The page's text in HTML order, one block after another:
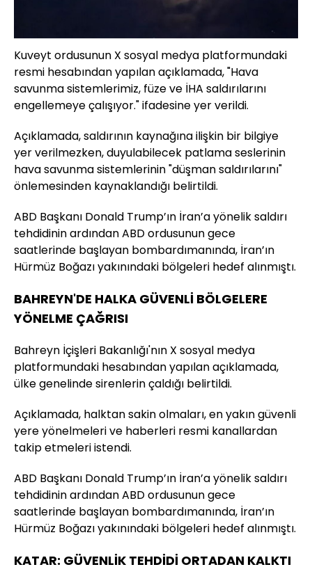
Kuveyt ordusunun X sosyal medya platformundaki
resmi hesabından yapılan açıklamada, "Hava
savunma sistemlerimiz, füze ve İHA saldırılarını
engellemeye çalışıyor." ifadesine yer verildi.
Açıklamada, saldırının kaynağına ilişkin bir bilgiye
yer verilmezken, duyulabilecek patlama seslerinin
hava savunma sistemlerinin "düşman saldırılarını"
önlemesinden kaynaklandığı belirtildi.
ABD Başkanı Donald Trump’ın İran’a yönelik saldırı
tehdidinin ardından ABD ordusunun gece
saatlerinde başlayan bombardımanında, İran’ın
Hürmüz Boğazı yakınındaki bölgeleri hedef alınmıştı.
BAHREYN'DE HALKA GÜVENLİ BÖLGELERE
YÖNELME ÇAĞRISI
Bahreyn İçişleri Bakanlığı'nın X sosyal medya
platformundaki hesabından yapılan açıklamada,
ülke genelinde sirenlerin çaldığı belirtildi.
Açıklamada, halktan sakin olmaları, en yakın güvenli
yere yönelmeleri ve haberleri resmi kanallardan
takip etmeleri istendi.
ABD Başkanı Donald Trump’ın İran’a yönelik saldırı
tehdidinin ardından ABD ordusunun gece
saatlerinde başlayan bombardımanında, İran’ın
Hürmüz Boğazı yakınındaki bölgeleri hedef alınmıştı.
KATAR: GÜVENLİK TEHDİDİ ORTADAN KALKTI